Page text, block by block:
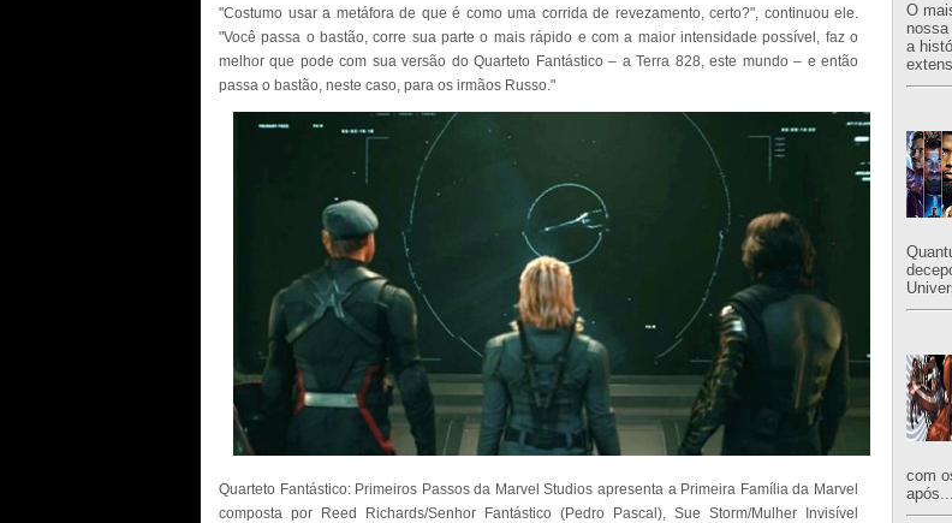
"Costumo usar a metáfora de que é como uma corrida de revezamento, certo?", continuou ele.
"Você passa o bastão, corre sua parte o mais rápido e com a maior intensidade possível, faz o
melhor que pode com sua versão do Quarteto Fantástico – a Terra 828, este mundo – e então
passa o bastão, neste caso, para os irmãos Russo."
Quarteto Fantástico: Primeiros Passos da Marvel Studios apresenta a Primeira Família da Marvel
composta por Reed Richards/Senhor Fantástico (Pedro Pascal), Sue Storm/Mulher Invisível
O
a
com
após...